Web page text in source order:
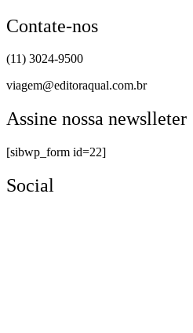
Contate-nos
(11) 3024-9500
viagem@editoraqual.com.br
Assine nossa newslleter
[sibwp_form id=22]
Social